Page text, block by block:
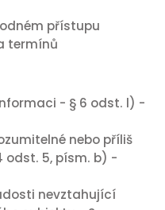
přístupu
termínů
- § 6 odst. l) -
nebo příliš
odst. 5, písm. b) -
nevztahující